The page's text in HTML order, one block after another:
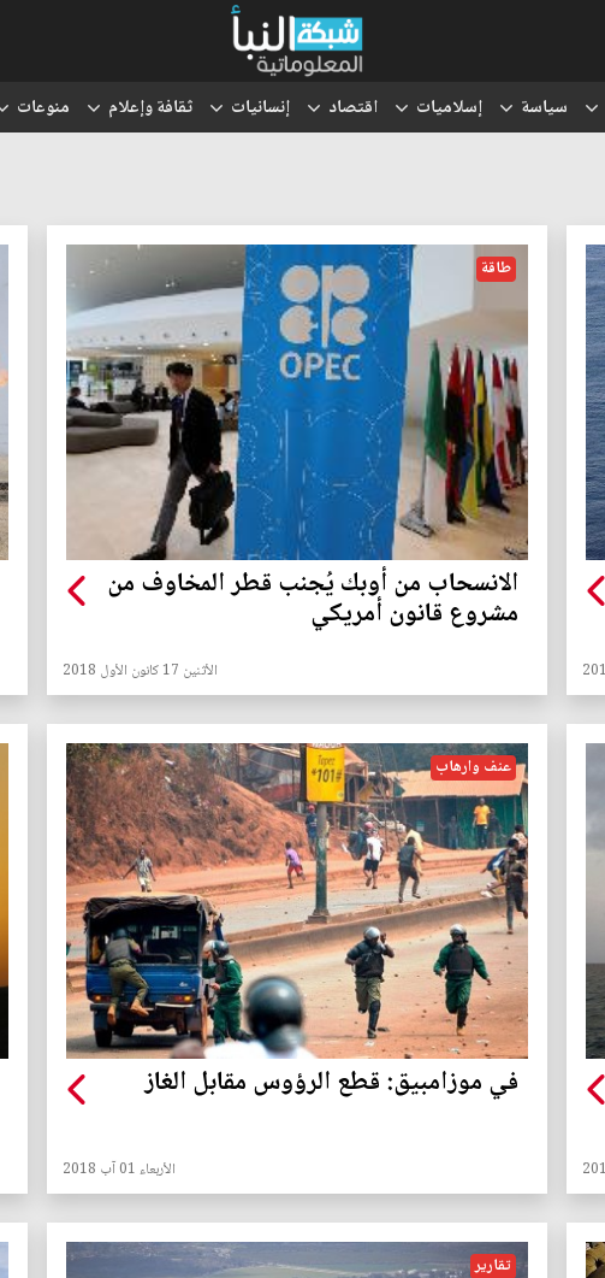
سياسة إسلاميات اقتصاد إنسانيات ثقافة وإعلام منوعات
طاقة
الانسحاب من أوبك يُجنب قطر المخاوف من
مشروع قانون أمريكي
الأثنين 17 كانون الأول 2018
عنف وارهاب
في موزامبيق: قطع الرؤوس مقابل الغاز
الأربعاء 01 آب 2018
تقارير